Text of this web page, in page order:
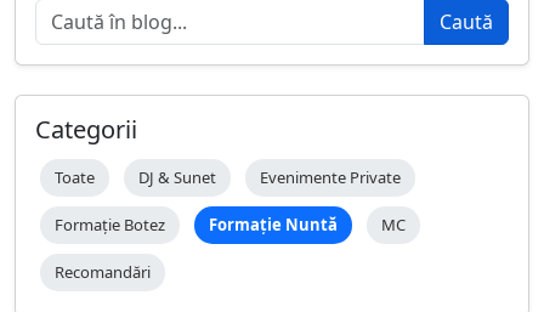
Caută
Categorii
Toate DJ & Sunet Evenimente Private
Formație Botez Formație Nuntă MC
Recomandări